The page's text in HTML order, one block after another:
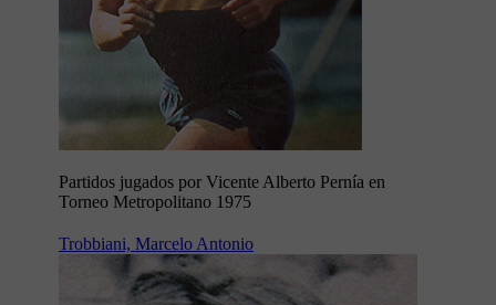
Partidos jugados por Vicente Alberto Pernía en
Torneo Metropolitano 1975
Trobbiani, Marcelo Antonio